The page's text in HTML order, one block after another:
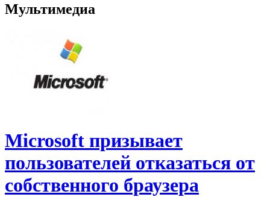
Мультимедиа
Microsoft призывает
пользователей отказаться от
собственного браузера